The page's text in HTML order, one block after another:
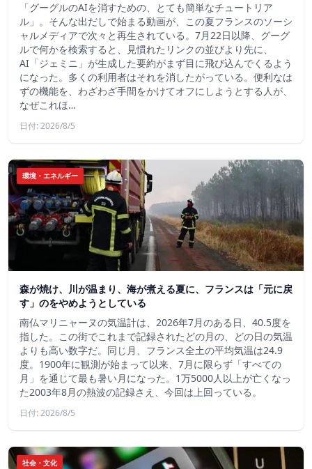
「グーグルのAIを消すための、とても簡単なチュートリア
ル」。そんな出だしで始まる動画が、この夏フランスのソーシ
ャルメディアで次々と再生されている。7月22日以降、グーグ
ルで何かを検索すると、見慣れたリンクの並びより先に、
AI「ジェミニ」が生成した要約がまず目に飛び込んでくるよう
になった。多くの利用者はそれを消したがっている。便利なは
ずの機能を、わざわざ手間をかけてオフにしようとする人が、
なぜこれほ…
日付: 2026/8/5
環境・エネルギー
森が焼け、川が温まり、海が煮える夏に、フランスは「元に戻
す」のをやめようとしている
南仏マリニャーヌの気温計は、2026年7月のある日、40.5度を
指した。この街でこれまで記録されたどの月の、どの日の気温
よりも高い数字だ。同じ月、フランス全土の平均気温は24.9
度。1900年に観測が始まって以来、7月に限らず「すべての
月」を通じて最も暑い月になった。1万5000人以上が亡くなっ
た2003年8月の熱波の記録さえ、今回は上回っている。
日付: 2026/8/5
社会・文化